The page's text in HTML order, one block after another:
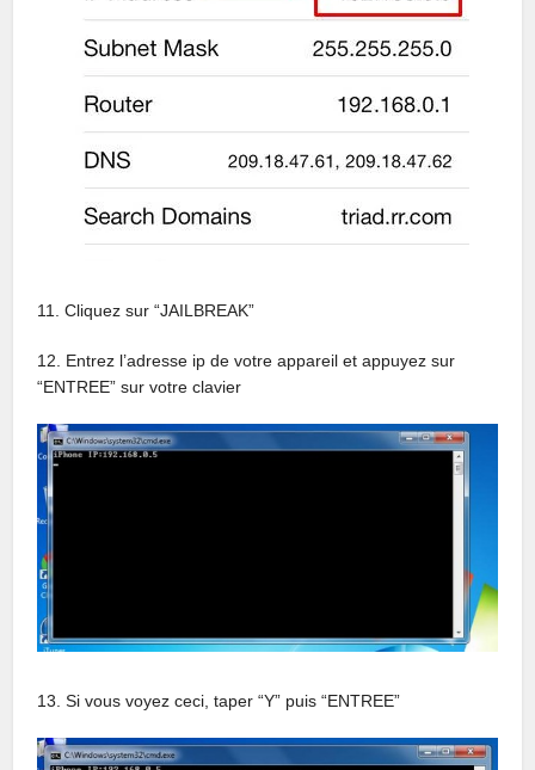
11. Cliquez sur “JAILBREAK”
12. Entrez l’adresse ip de votre appareil et appuyez sur
“ENTREE” sur votre clavier
13. Si vous voyez ceci, taper “Y” puis “ENTREE”